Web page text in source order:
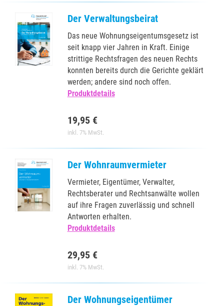
Der Verwaltungsbeirat
Das neue Wohnungseigentumsgesetz ist
seit knapp vier Jahren in Kraft. Einige
strittige Rechtsfragen des neuen Rechts
konnten bereits durch die Gerichte geklärt
werden; andere sind noch offen.
Produktdetails
19,95 €
inkl. 7% MwSt.
Der Wohnraumvermieter
Vermieter, Eigentümer, Verwalter,
Rechtsberater und Rechtsanwälte wollen
auf ihre Fragen zuverlässig und schnell
Antworten erhalten.
Produktdetails
29,95 €
inkl. 7% MwSt.
Der Wohnungseigentümer